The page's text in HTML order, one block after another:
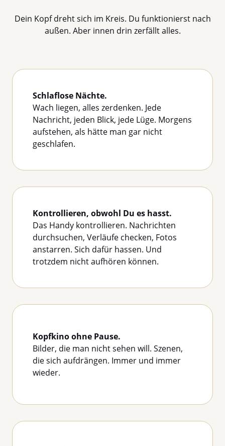
Dein Kopf dreht sich im Kreis. Du funktionierst nach
außen. Aber innen drin zerfällt alles.
Schlaflose Nächte.
Wach liegen, alles zerdenken. Jede
Nachricht, jeden Blick, jede Lüge. Morgens
aufstehen, als hätte man gar nicht
geschlafen.
Kontrollieren, obwohl Du es hasst.
Das Handy kontrollieren. Nachrichten
durchsuchen, Verläufe checken, Fotos
anstarren. Sich dafür hassen. Und
trotzdem nicht aufhören können.
Kopfkino ohne Pause.
Bilder, die man nicht sehen will. Szenen,
die sich aufdrängen. Immer und immer
wieder.